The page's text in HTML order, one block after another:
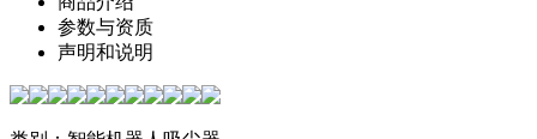
参数与资质
声明和说明